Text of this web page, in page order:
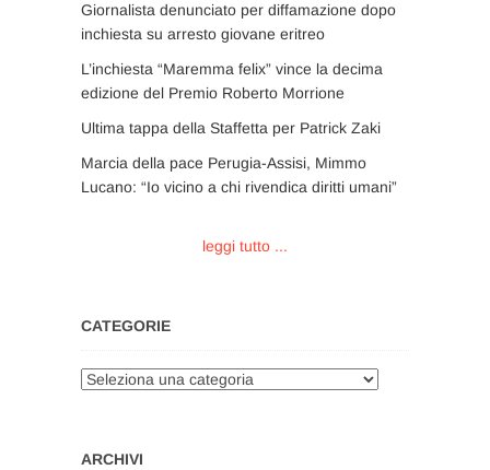
Giornalista denunciato per diffamazione dopo
inchiesta su arresto giovane eritreo
L’inchiesta “Maremma felix” vince la decima
edizione del Premio Roberto Morrione
Ultima tappa della Staffetta per Patrick Zaki
Marcia della pace Perugia-Assisi, Mimmo
Lucano: “Io vicino a chi rivendica diritti umani”
leggi tutto ...
CATEGORIE
Categorie
ARCHIVI